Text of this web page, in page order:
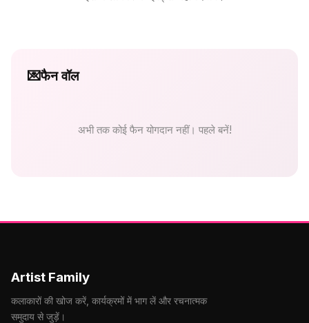
💌फैन वॉल
अभी तक कोई फैन योगदान नहीं। पहले बनें!
Artist Family
कलाकारों की खोज करें, कार्यक्रमों में भाग लें और रचनात्मक
समुदाय से जुड़ें।